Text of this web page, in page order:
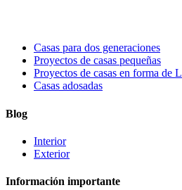
Casas para dos generaciones
Proyectos de casas pequeñas
Proyectos de casas en forma de L
Casas adosadas
Blog
Interior
Exterior
Información importante